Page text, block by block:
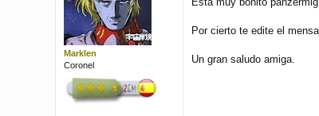
Marklen
Coronel
n
a
Por cierto te edite el
Un gran saludo amiga.